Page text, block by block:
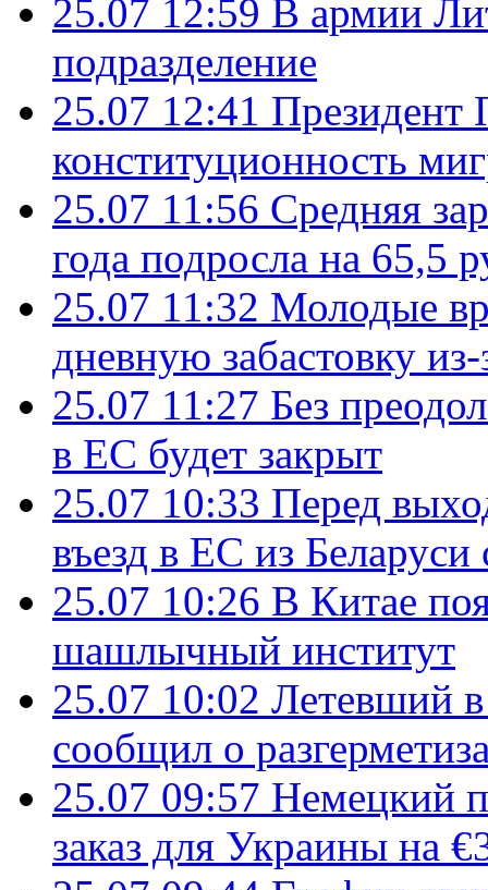
25.07 12:59 В армии
подразделение
25.07 12:41 Президент
конституционность
25.07 11:56 Средняя
года подросла на 65,5
25.07 11:32 Молодые
дневную забастовку
25.07 11:27 Без
в ЕС будет закрыт
25.07 10:33 Перед
въезд в ЕС из Беларуси
25.07 10:26 В Китае
шашлычный институт
25.07 10:02 Летевший
сообщил о
25.07 09:57 Немецкий
заказ для Украины на